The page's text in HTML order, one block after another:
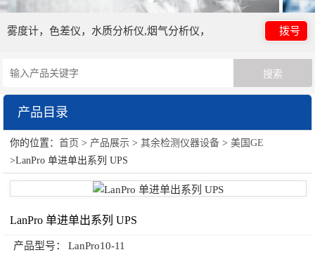
雾度计，色差仪，水质分析仪,烟气分析仪， 拨号
产品目录
其余检测仪器设备
Yakos65生物安全柜
Fischer镀层测厚仪
你的位置：首页 > 产品展示 >其余检测仪器设备 >美国GE
>LanPro 单进单出系列 UPS
LanPro 单进单出系列 UPS
产品型号： LanPro10-11